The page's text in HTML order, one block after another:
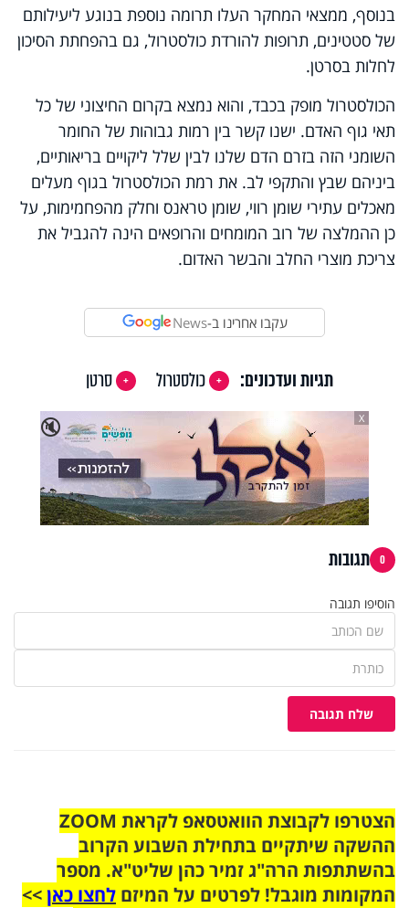
בנוסף, ממצאי המחקר העלו תרומה נוספת בנוגע ליעילותם
של סטטינים, תרופות להורדת כולסטרול, גם בהפחתת הסיכון
לחלות בסרטן.
הכולסטרול מופק בכבד, והוא נמצא בקרום החיצוני של כל
תאי גוף האדם. ישנו קשר בין רמות גבוהות של החומר
השומני הזה בזרם הדם שלנו לבין שלל ליקויים בריאותיים,
ביניהם שבץ והתקפי לב. את רמת הכולסטרול בגוף מעלים
מאכלים עתירי שומן רווי, שומן טראנס וחלק מהפחמימות, על
כן ההמלצה של רוב המומחים והרופאים הינה להגביל את
צריכת מוצרי החלב והבשר האדום.
עקבו אחרינו ב-News
תגיות ועדכונים: כולסטרול
סרטן
🔇
X
0 תגובות
הוסיפו תגובה
שלח תגובה
הצטרפו לקבוצת הוואטסאפ לקראת ZOOM
ההשקה שיתקיים בתחילת השבוע הקרוב
בהשתתפות הרה"ג זמיר כהן שליט"א. מספר
המקומות מוגבל! לפרטים על המיזם לחצו כאן>>